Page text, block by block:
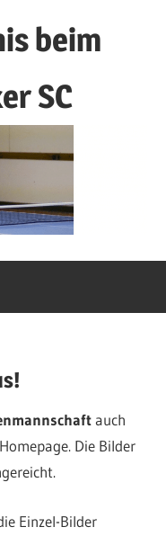
beim
SC
auch
Die Bilder
Einzel-Bilder